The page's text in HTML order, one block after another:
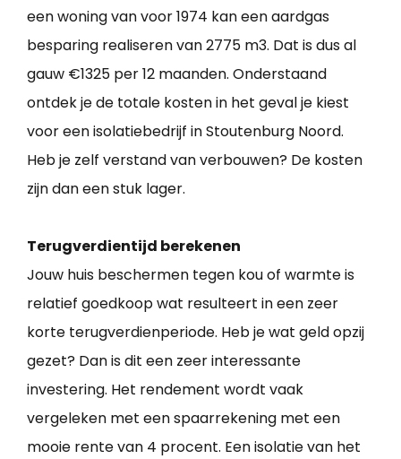
een woning van voor 1974 kan een aardgas
besparing realiseren van 2775 m3. Dat is dus al
gauw €1325 per 12 maanden. Onderstaand
ontdek je de totale kosten in het geval je kiest
voor een isolatiebedrijf in Stoutenburg Noord.
Heb je zelf verstand van verbouwen? De kosten
zijn dan een stuk lager.
Terugverdientijd berekenen
Jouw huis beschermen tegen kou of warmte is
relatief goedkoop wat resulteert in een zeer
korte terugverdienperiode. Heb je wat geld opzij
gezet? Dan is dit een zeer interessante
investering. Het rendement wordt vaak
vergeleken met een spaarrekening met een
mooie rente van 4 procent. Een isolatie van het